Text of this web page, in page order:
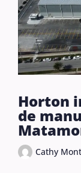
Horton
de
Cathy